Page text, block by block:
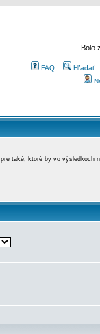
Bolo
FAQ Hľadať
pre také, ktoré by vo výsledkoch